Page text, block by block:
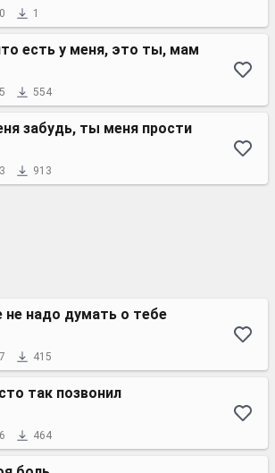
1
есть у меня, это ты, мам
554
забудь, ты меня прости
913
не надо думать о тебе
415
так позвонил
464